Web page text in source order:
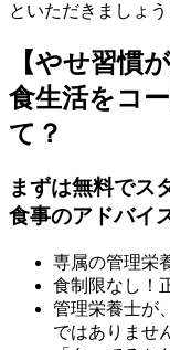
といただきましょう
【やせ習慣
食生活をコ
て？
まずは無料でス
食事のアドバイ
専属の管理栄
食制限なし！
管理栄養士が
ではありませ